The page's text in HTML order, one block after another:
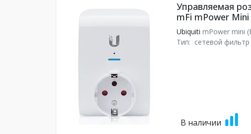
Управляемая
mFi mPower Mini
Ubiquiti mPower mini
Тип: сетевой
В наличии